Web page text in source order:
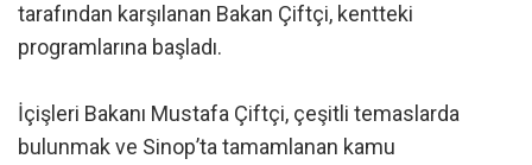
tarafından karşılanan Bakan Çiftçi, kentteki
programlarına başladı.
İçişleri Bakanı Mustafa Çiftçi, çeşitli temaslarda
bulunmak ve Sinop’ta tamamlanan kamu